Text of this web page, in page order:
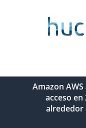
Amazon
acceso
alrededor